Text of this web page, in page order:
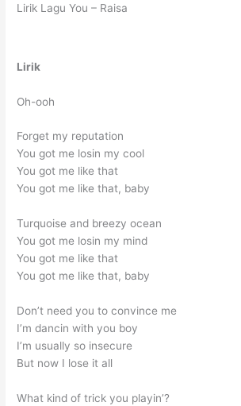
Lirik Lagu You – Raisa
Lirik
Oh-ooh
Forget my reputation
You got me losin my cool
You got me like that
You got me like that, baby
Turquoise and breezy ocean
You got me losin my mind
You got me like that
You got me like that, baby
Don’t need you to convince me
I’m dancin with you boy
I’m usually so insecure
But now I lose it all
What kind of trick you playin’?